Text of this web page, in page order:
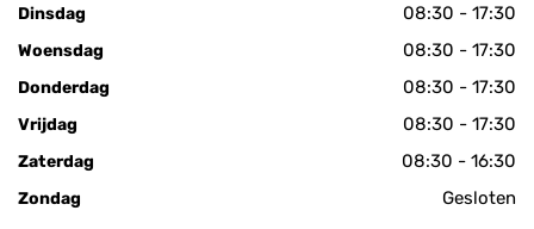
Dinsdag 08:30 - 17:30
Woensdag 08:30 - 17:30
Donderdag 08:30 - 17:30
Vrijdag 08:30 - 17:30
Zaterdag 08:30 - 16:30
Zondag Gesloten